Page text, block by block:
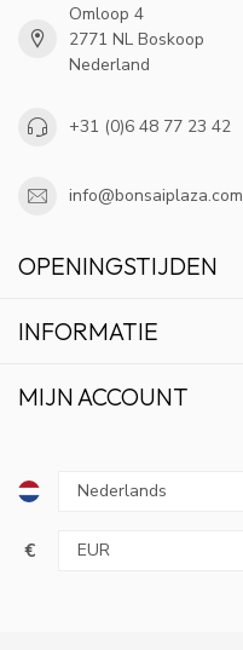
Omloop 4
2771 NL Boskoop
Nederland
+31 (0)6 48 77 23 42
info@bonsaiplaza.com
OPENINGSTIJDEN
INFORMATIE
MIJN ACCOUNT
€